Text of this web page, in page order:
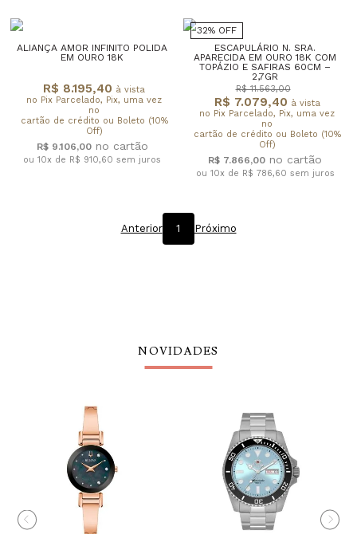
ALIANÇA AMOR INFINITO POLIDA
EM OURO 18K
R$ 8.195,40 à vista
no Pix Parcelado, Pix, uma vez
no
cartão de crédito ou Boleto (10%
Off)
R$ 9.106,00
ou 10x de R$ 910,60 sem juros
32% OFF
ESCAPULÁRIO N. SRA.
APARECIDA EM OURO 18K COM
TOPÁZIO E SAFIRAS 60CM –
2,7GR
R$ 7.079,40 à vista
no Pix Parcelado, Pix, uma vez
no
cartão de crédito ou Boleto (10%
Off)
R$ 11.563,00
R$ 7.866,00
ou 10x de R$ 786,60 sem juros
Anterior 1 Próximo
NOVIDADES